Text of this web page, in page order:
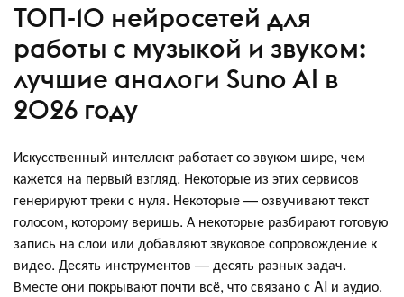
ТОП-10 нейросетей для
работы с музыкой и звуком:
лучшие аналоги Suno AI в
2026 году
Искусственный интеллект работает со звуком шире, чем
кажется на первый взгляд. Некоторые из этих сервисов
генерируют треки с нуля. Некоторые — озвучивают текст
голосом, которому веришь. А некоторые разбирают готовую
запись на слои или добавляют звуковое сопровождение к
видео. Десять инструментов — десять разных задач.
Вместе они покрывают почти всё, что связано с AI и аудио.